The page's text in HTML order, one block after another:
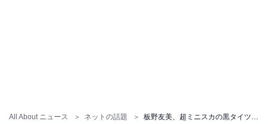
All About ニュース ネットの話題